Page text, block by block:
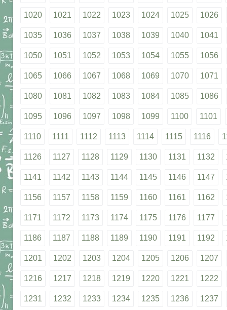
1020 1021 1022 1023 1024 1025 1026
1035 1036 1037 1038 1039 1040 1041
1050 1051 1052 1053 1054 1055 1056
1065 1066 1067 1068 1069 1070 1071
1080 1081 1082 1083 1084 1085 1086
1095 1096 1097 1098 1099 1100 1101
1110 1111 1112 1113 1114 1115 1116
1126 1127 1128 1129 1130 1131 1132
1141 1142 1143 1144 1145 1146 1147
1156 1157 1158 1159 1160 1161 1162
1171 1172 1173 1174 1175 1176 1177
1186 1187 1188 1189 1190 1191 1192
1201 1202 1203 1204 1205 1206 1207
1216 1217 1218 1219 1220 1221 1222
1231 1232 1233 1234 1235 1236 1237